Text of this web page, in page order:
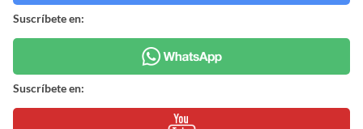
Suscríbete en:
Suscríbete en: